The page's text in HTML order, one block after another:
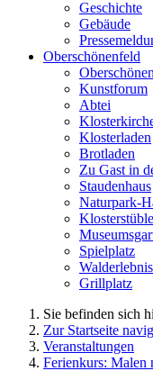
Geschichte
Gebäude
Oberschönenfeld
Kunstforum
Abtei
Klosterladen
Brotladen
Zu Gast in
Staudenhaus
Naturpark-
Klosterstüble
Spielplatz
Grillplatz
Sie befinden sich
Zur Startseite
Veranstaltungen
Ferienkurs: Malen